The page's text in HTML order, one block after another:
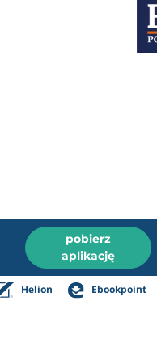
pobierz
aplikację
Helion Ebookpoint